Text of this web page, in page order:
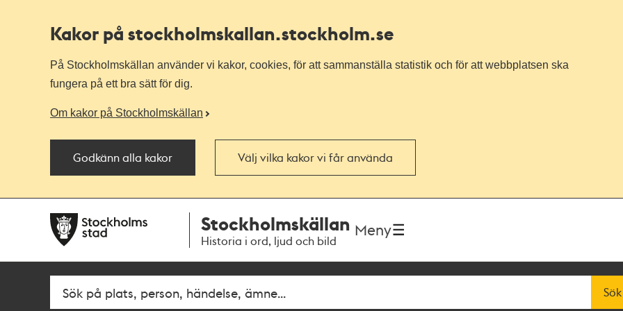
Kakor på stockholmskallan.stockholm.se
På Stockholmskällan använder vi kakor, cookies, för att sammanställa statistik och för att webbplatsen ska
fungera på ett bra sätt för dig.
Om kakor på Stockholmskällan
Godkänn alla kakor Välj vilka kakor vi får använda
navigationen
huvudinnehållet
Stockholmskällan
Historia i ord, ljud och bild
Meny
Fritextsök Sök